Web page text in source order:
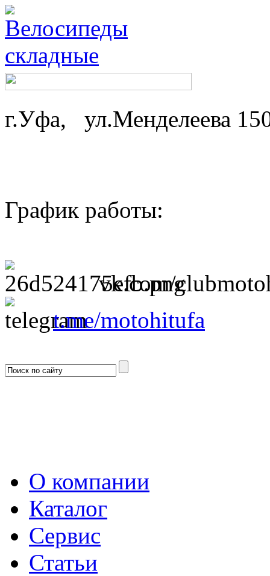
г.Уфа, ул.Менделеева
График работы:
vk.com/
t.me/motohitufa
О компании
Каталог
Сервис
Статьи